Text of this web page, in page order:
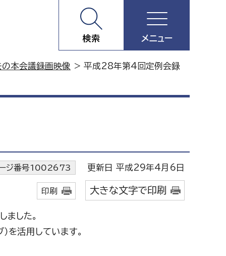
検索 メニュー
の本会議録画映像 > 平成28年第4回定例会録
ジ番号1002673 更新日 平成29年4月6日
印刷 大きな文字で印刷
した。
を活用しています。